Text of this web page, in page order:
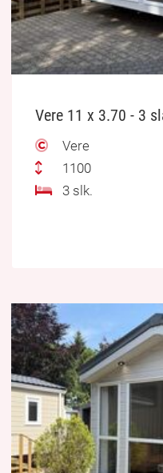
Vere 11 x 3.70 - 3
Vere
1100
3 slk.